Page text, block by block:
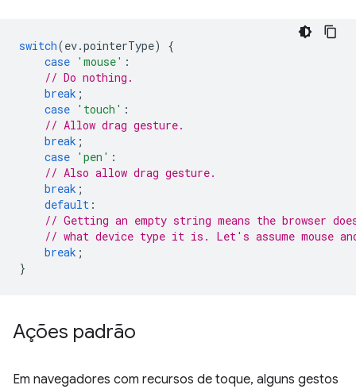
switch(ev.pointerType)
{
case 'mouse' :
// Do nothing.
break ;
case 'touch' :
// Allow drag gesture.
break ;
case 'pen' :
// Also allow drag gesture.
break ;
default :
// Getting an empty string means the browser
// what device type it is. Let's assume mouse
break ;
}
Ações padrão
Em navegadores com recursos de toque, alguns gestos